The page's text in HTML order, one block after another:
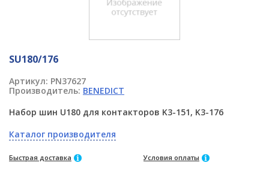
SU180/176
Артикул: PN37627
Производитель: BENEDICT
Набор шин U180 для контакторов K3-151, K3-176
Каталог производителя
Быстрая доставка Условия оплаты